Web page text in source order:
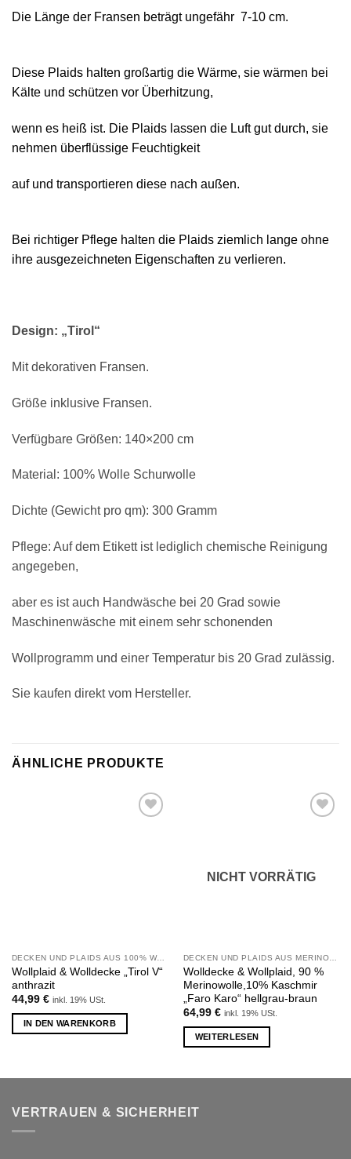
Die Länge der Fransen beträgt ungefähr 7-10 cm.
Diese Plaids halten großartig die Wärme, sie wärmen bei
Kälte und schützen vor Überhitzung,
wenn es heiß ist. Die Plaids lassen die Luft gut durch, sie
nehmen überflüssige Feuchtigkeit
auf und transportieren diese nach außen.
Bei richtiger Pflege halten die Plaids ziemlich lange ohne
ihre ausgezeichneten Eigenschaften zu verlieren.
Design: „Tirol“
Mit dekorativen Fransen.
Größe inklusive Fransen.
Verfügbare Größen: 140×200 cm
Material: 100% Wolle Schurwolle
Dichte (Gewicht pro qm): 300 Gramm
Pflege: Auf dem Etikett ist lediglich chemische Reinigung
angegeben,
aber es ist auch Handwäsche bei 20 Grad sowie
Maschinenwäsche mit einem sehr schonenden
Wollprogramm und einer Temperatur bis 20 Grad zulässig.
Sie kaufen direkt vom Hersteller.
ÄHNLICHE PRODUKTE
DECKEN UND PLAIDS AUS 100% WOLLE
Wollplaid & Wolldecke „Tirol V“
anthrazit
44,99 € inkl. 19% USt.
IN DEN WARENKORB
NICHT VORRÄTIG
Wolldecke & Wollplaid, 90 %
Merinowolle,10% Kaschmir
„Faro Karo“ hellgrau-braun
64,99 € inkl. 19% USt.
WEITERLESEN
VERTRAUEN & SICHERHEIT